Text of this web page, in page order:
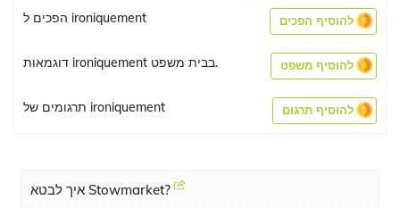
הפכים ל ironiquement להוסיף הפכים
דוגמאות ironiquement בבית משפט. להוסיף משפט
תרגומים של ironiquement להוסיף תרגום
איך לבטא Stowmarket?